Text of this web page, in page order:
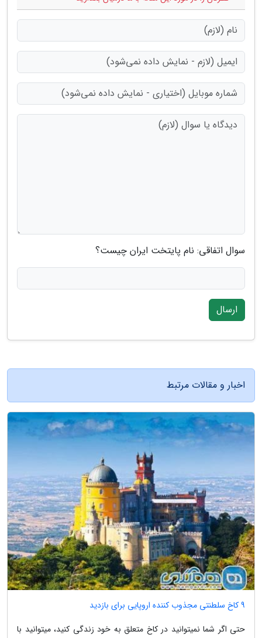
سوال اتفاقی: نام پایتخت ایران چیست؟
ارسال
اخبار و مقالات مرتبط
9 کاخ سلطنتی مجذوب کننده اروپایی برای بازدید
حتی اگر شما نمیتوانید در کاخ متعلق به خود زندگی کنید، میتوانید با